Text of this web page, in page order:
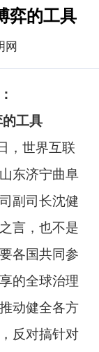
弈的工具
网
工具
，世界互联
东济宁曲阜
副司长沈健
言，也不是
各国共同参
的全球治理
动健全各方
反对搞针对